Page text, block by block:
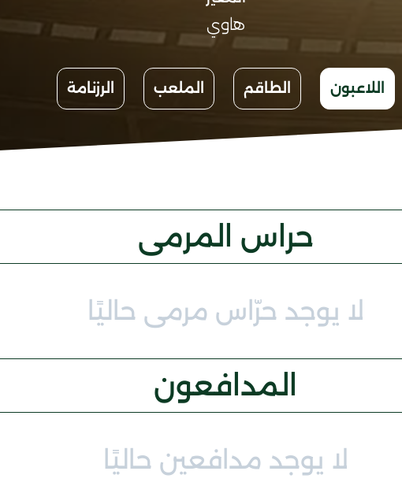
هاوي
اللاعبون الطاقم الملعب الرزنامة
حراس المرمى
لا يوجد حرّاس مرمى حاليًا
المدافعون
لا يوجد مدافعين حاليًا